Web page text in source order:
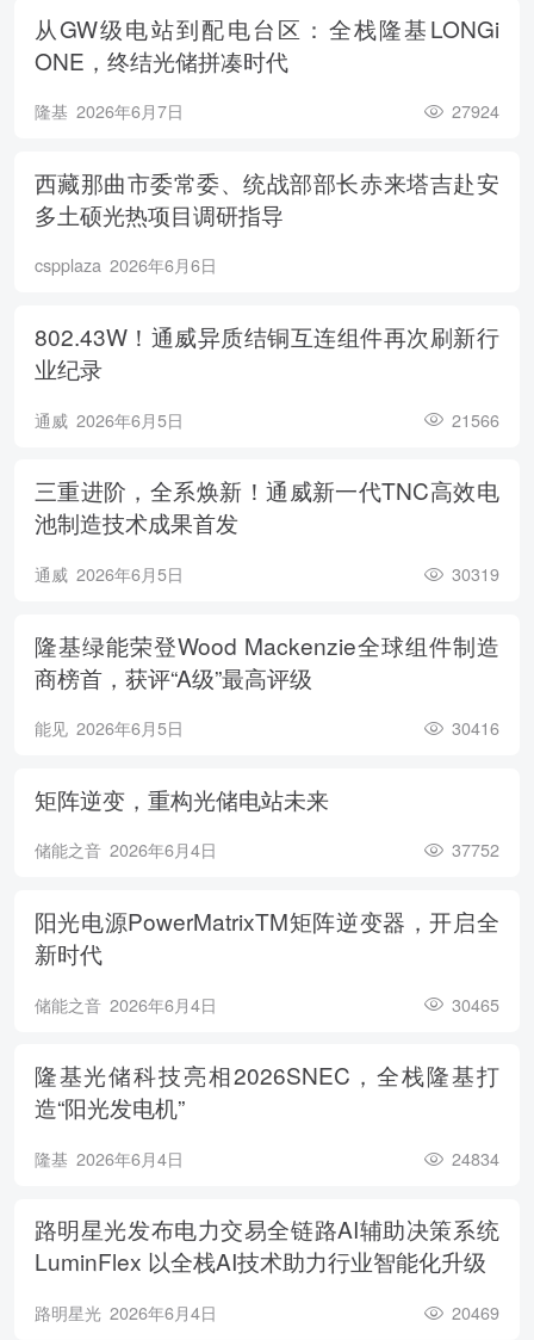
从GW级电站到配电台区：全栈隆基LONGi
ONE，终结光储拼凑时代
隆基 2026年6月7日 27924
西藏那曲市委常委、统战部部长赤来塔吉赴安
多土硕光热项目调研指导
cspplaza 2026年6月6日
802.43W！通威异质结铜互连组件再次刷新行
业纪录
通威 2026年6月5日 21566
三重进阶，全系焕新！通威新一代TNC高效电
池制造技术成果首发
通威 2026年6月5日 30319
隆基绿能荣登Wood Mackenzie全球组件制造
商榜首，获评“A级”最高评级
能见 2026年6月5日 30416
矩阵逆变，重构光储电站未来
储能之音 2026年6月4日 37752
阳光电源PowerMatrixTM矩阵逆变器，开启全
新时代
储能之音 2026年6月4日 30465
隆基光储科技亮相2026SNEC，全栈隆基打
造“阳光发电机”
隆基 2026年6月4日 24834
路明星光发布电力交易全链路AI辅助决策系统
LuminFlex 以全栈AI技术助力行业智能化升级
路明星光 2026年6月4日 20469